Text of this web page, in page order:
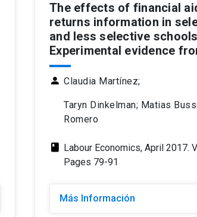
The effects of financial
returns information in
and less selective
Experimental evidence
person Claudia Martínez;
Taryn Dinkelman; Matias
Romero
class
Labour Economics, April 2017.
Pages 79-91
Más Información